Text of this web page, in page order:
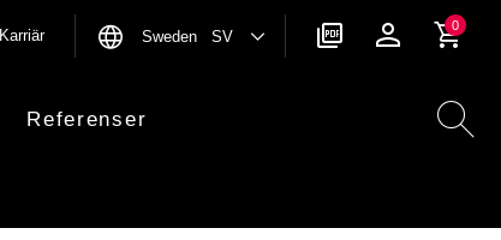
Referenser
Karriär Sweden SV
0